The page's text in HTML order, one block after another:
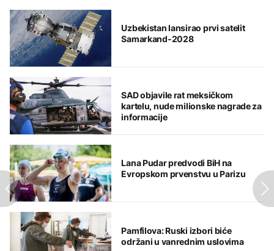
Uzbekistan lansirao prvi satelit
Samarkand-2028
SAD objavile rat meksičkom
kartelu, nude milionske nagrade za
informacije
Lana Pudar predvodi BiH na
Evropskom prvenstvu u Parizu
Pamfilova: Ruski izbori biće
održani u vanrednim uslovima